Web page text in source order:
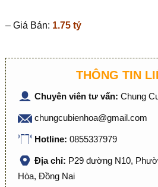
– Giá Bán: 1.75 tỷ
THÔNG TIN
Chuyên viên tư vấn: Chung
chungcubienhoa@gmail.com
Hotline: 0855337979
Địa chỉ: P29 đường N10,
Hòa, Đồng Nai